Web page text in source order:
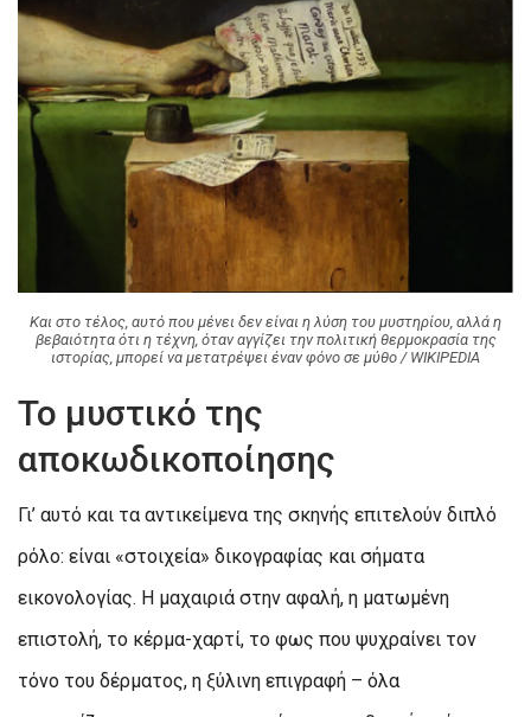
Και στο τέλος, αυτό που μένει δεν είναι η λύση του μυστηρίου, αλλά η
βεβαιότητα ότι η τέχνη, όταν αγγίζει την πολιτική θερμοκρασία της
ιστορίας, μπορεί να μετατρέψει έναν φόνο σε μύθο / WIKIPEDIA
Το μυστικό της
αποκωδικοποίησης
Γι’ αυτό και τα αντικείμενα της σκηνής επιτελούν διπλό
ρόλο: είναι «στοιχεία» δικογραφίας και σήματα
εικονολογίας. Η μαχαιριά στην αφαλή, η ματωμένη
επιστολή, το κέρμα-χαρτί, το φως που ψυχραίνει τον
τόνο του δέρματος, η ξύλινη επιγραφή – όλα